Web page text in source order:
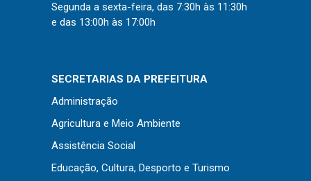
Processo Seletivo
Instruções Normativas
Licitações
Dispensas e Inexigibilidades
Chamamentos Públicos
Leis, Decretos e Portarias
Segunda a sexta-feira, das 7:30h às 11:30h
e das 13:00h às 17:00h
SECRETARIAS DA PREFEITURA
Administração
Agricultura e Meio Ambiente
Assistência Social
Educação, Cultura, Desporto e Turismo